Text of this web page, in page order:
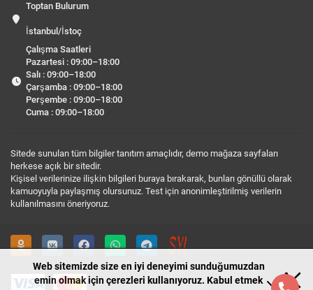
Toptan Bulurum
İstanbul/İstoç
Çalışma Saatleri
Pazartesi : 09:00–18:00
Salı : 09:00–18:00
Çarşamba : 09:00–18:00
Perşembe : 09:00–18:00
Cuma : 09:00–18:00
Sitede sunulan tüm bilgiler tanıtım amaçlıdır, demo mağaza sayfaları
herkese açık bir sitedir.
Kişisel verilerinize ilişkin bilgileri buraya bırakarak, bunları gönüllü olarak
kamuoyuyla paylaşmış olursunuz. Test için anonimleştirilmiş verilerin
kullanılmasını öneriyoruz.
Web sitemizde size en iyi deneyimi sunduğumuzdan
emin olmak için çerezleri kullanıyoruz. Kabul etmek